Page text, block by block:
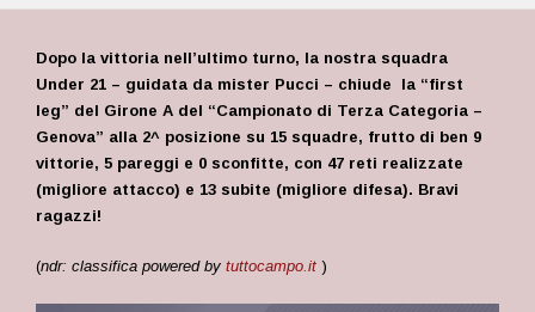
Dopo la vittoria nell’ultimo turno, la nostra squadra
Under 21 – guidata da mister Pucci – chiude la “first
leg” del Girone A del “Campionato di Terza Categoria –
Genova” alla 2^ posizione su 15 squadre, frutto di ben 9
vittorie, 5 pareggi e 0 sconfitte, con 47 reti realizzate
(migliore attacco) e 13 subite (migliore difesa). Bravi
ragazzi!
(ndr: classifica powered by tuttocampo.it )